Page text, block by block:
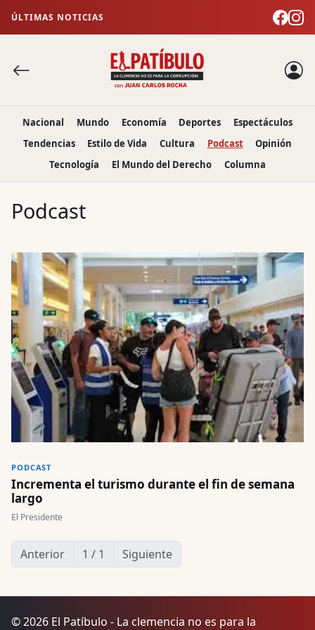
ÚLTIMAS NOTICIAS
Nacional Mundo Economía Deportes
Espectáculos
Tendencias
Estilo de Vida Cultura Podcast
Opinión
Tecnología
El Mundo del Derecho Columna
Podcast
PODCAST
Incrementa el turismo durante el fin de semana
largo
El Presidente
Anterior 1 / 1 Siguiente
© 2026 El Patíbulo - La clemencia no es para la